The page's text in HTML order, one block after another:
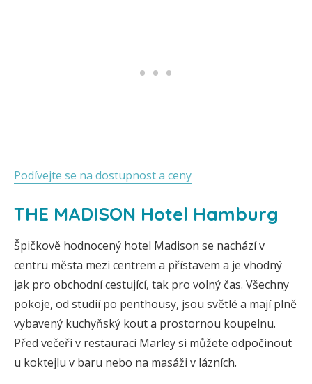
Podívejte se na dostupnost a ceny
THE MADISON Hotel Hamburg
Špičkově hodnocený hotel Madison se nachází v
centru města mezi centrem a přístavem a je vhodný
jak pro obchodní cestující, tak pro volný čas. Všechny
pokoje, od studií po penthousy, jsou světlé a mají plně
vybavený kuchyňský kout a prostornou koupelnu.
Před večeří v restauraci Marley si můžete odpočinout
u koktejlu v baru nebo na masáži v lázních.